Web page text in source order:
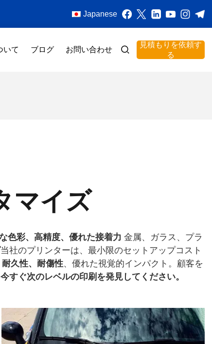
Japanese
いて ブログ お問い合わせ
見積もりを依頼す
る
マイズ
色彩、高精度、優れた接着力 金属、ガラス、プラ
当社のプリンターは、最小限のセットアップコスト
耐久性、耐傷性、優れた視覚的インパクト。顧客を
今すぐ次のレベルの印刷を発見してください。